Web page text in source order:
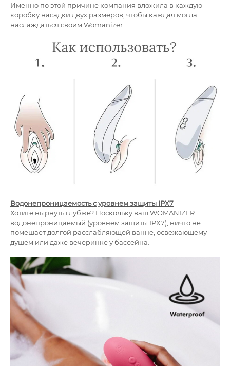
Именно по этой причине компания вложила в каждую
коробку насадки двух размеров, чтобы каждая могла
наслаждаться своим Womanizer.
Водонепроницаемость с уровнем защиты IPX7
Хотите нырнуть глубже? Поскольку ваш WOMANIZER
водонепроницаемый (уровнем защиты IPX7), ничто не
помешает долгой расслабляющей ванне, освежающему
душем или даже вечеринке у бассейна.